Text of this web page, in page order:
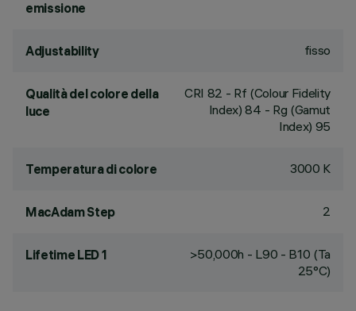
emissione
Adjustability fisso
Qualità del colore della
luce
CRI 82 - Rf (Colour Fidelity
Index) 84 - Rg (Gamut
Index) 95
Temperatura di colore 3000 K
MacAdam Step 2
Lifetime LED 1
>50,000h - L90 - B10 (Ta
25°C)